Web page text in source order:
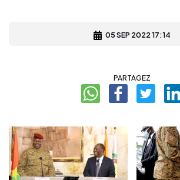
05 SEP 2022 17:14
PARTAGEZ